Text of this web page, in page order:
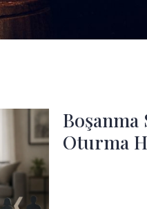
Boşanma
Oturma